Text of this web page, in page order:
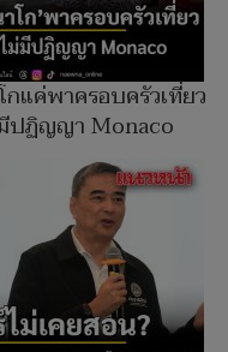
แค่พาครอบครัวเที่ยว
ฏิญญา Monaco